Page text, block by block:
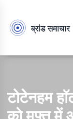
टोटेनहम